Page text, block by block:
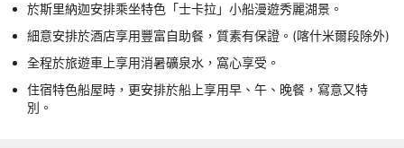
於斯里納迦安排乘坐特色「士卡拉」小船漫遊秀麗湖景。
細意安排於酒店享用豐富自助餐，質素有保證。(喀什米爾段除外)
全程於旅遊車上享用消暑礦泉水，窩心享受。
住宿特色船屋時，更安排於船上享用早、午、晚餐，寫意又特
別。